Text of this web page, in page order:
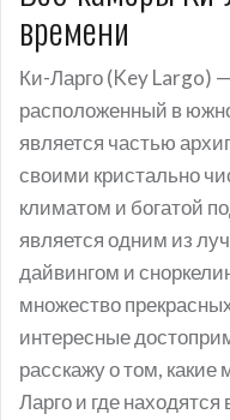
времени
Ки-Ларго (Key Largo)
расположенный в
является частью
своими кристально
климатом и богатой
является одним из
дайвингом и
множество
интересные
расскажу о том, какие
Ларго и где